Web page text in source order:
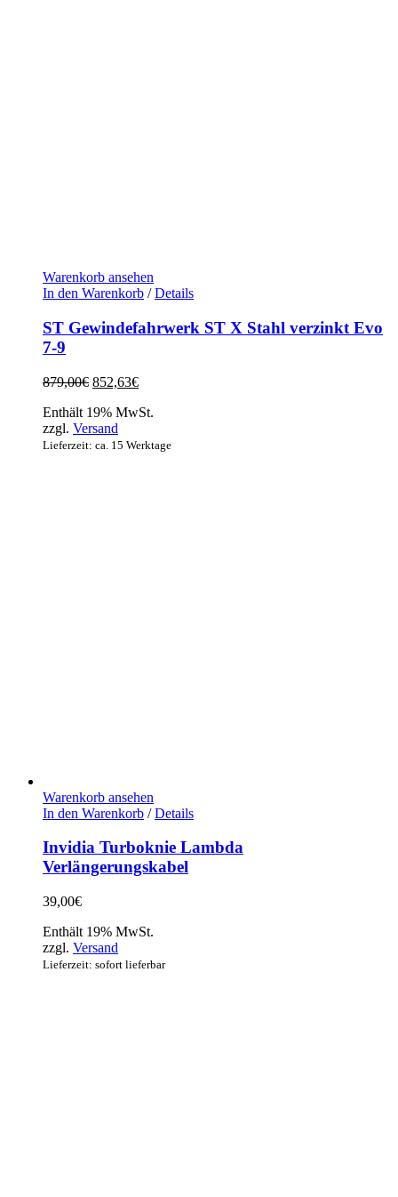
Warenkorb ansehen
In den Warenkorb / Details
ST Gewindefahrwerk ST X Stahl verzinkt Evo
7-9
879,00€ Ursprünglicher
war:
879,00€
852,63€Aktueller
ist:
Enthält 19% MwSt.
zzgl. Versand
Lieferzeit: ca. 15 Werktage
Warenkorb ansehen
In den Warenkorb / Details
Invidia Turboknie Lambda
Verlängerungskabel
39,00€
Enthält 19% MwSt.
zzgl. Versand
Lieferzeit: sofort lieferbar